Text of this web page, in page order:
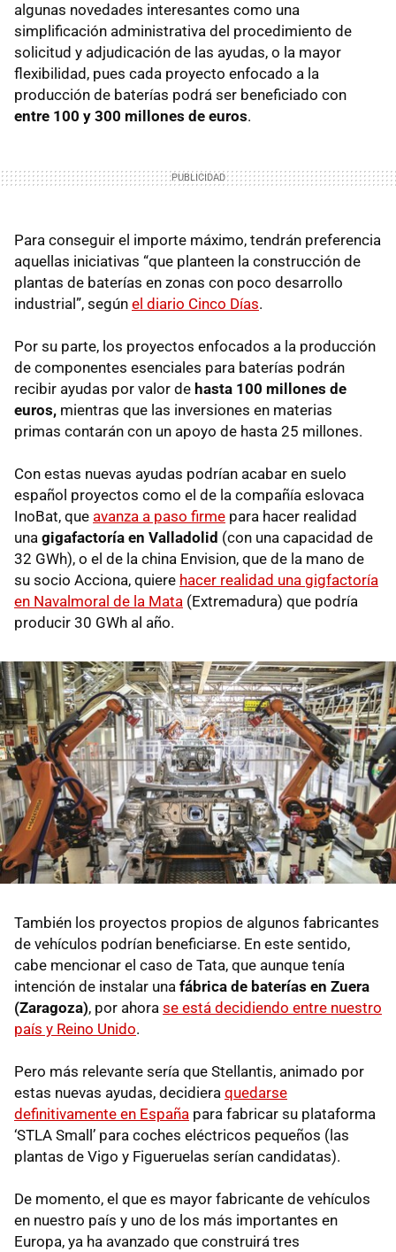
algunas novedades interesantes como una
simplificación administrativa del procedimiento de
solicitud y adjudicación de las ayudas, o la mayor
flexibilidad, pues cada proyecto enfocado a la
producción de baterías podrá ser beneficiado con
entre 100 y 300 millones de euros.
Para conseguir el importe máximo, tendrán preferencia
aquellas iniciativas “que planteen la construcción de
plantas de baterías en zonas con poco desarrollo
industrial”, según el diario Cinco Días.
Por su parte, los proyectos enfocados a la producción
de componentes esenciales para baterías podrán
recibir ayudas por valor de hasta 100 millones de
euros, mientras que las inversiones en materias
primas contarán con un apoyo de hasta 25 millones.
Con estas nuevas ayudas podrían acabar en suelo
español proyectos como el de la compañía eslovaca
InoBat, que avanza a paso firme para hacer realidad
una gigafactoría en Valladolid (con una capacidad de
32 GWh), o el de la china Envision, que de la mano de
su socio Acciona, quiere hacer realidad una gigfactoría
en Navalmoral de la Mata (Extremadura) que podría
producir 30 GWh al año.
También los proyectos propios de algunos fabricantes
de vehículos podrían beneficiarse. En este sentido,
cabe mencionar el caso de Tata, que aunque tenía
intención de instalar una fábrica de baterías en Zuera
(Zaragoza), por ahora se está decidiendo entre nuestro
país y Reino Unido.
Pero más relevante sería que Stellantis, animado por
estas nuevas ayudas, decidiera quedarse
definitivamente en España para fabricar su plataforma
‘STLA Small’ para coches eléctricos pequeños (las
plantas de Vigo y Figueruelas serían candidatas).
De momento, el que es mayor fabricante de vehículos
en nuestro país y uno de los más importantes en
Europa, ya ha avanzado que construirá tres